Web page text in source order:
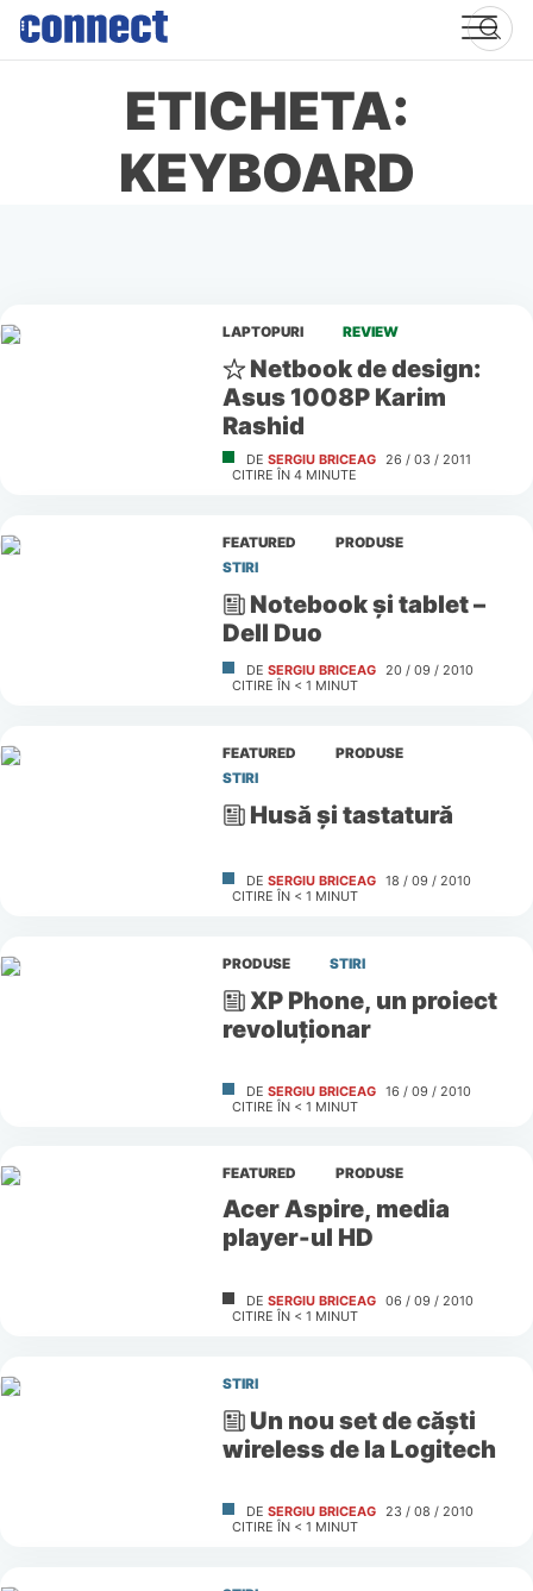
Skip
content
ETICHETA:
KEYBOARD
LAPTOPURI REVIEW
Netbook de design:
Asus 1008P Karim
Rashid
DE SERGIU BRICEAG 26 / 03 / 2011
CITIRE ÎN 4 MINUTE
FEATURED
PRODUSE
STIRI
Notebook şi tablet –
Dell Duo
DE SERGIU BRICEAG 20 / 09 / 2010
CITIRE ÎN < 1 MINUT
FEATURED
PRODUSE
STIRI
Husă şi tastatură
DE SERGIU BRICEAG 18 / 09 / 2010
CITIRE ÎN < 1 MINUT
PRODUSE STIRI
XP Phone, un proiect
revoluţionar
DE SERGIU BRICEAG 16 / 09 / 2010
CITIRE ÎN < 1 MINUT
FEATURED PRODUSE
Acer Aspire, media
player-ul HD
DE SERGIU BRICEAG 06 / 09 / 2010
CITIRE ÎN < 1 MINUT
STIRI
Un nou set de căşti
wireless de la Logitech
DE SERGIU BRICEAG 23 / 08 / 2010
CITIRE ÎN < 1 MINUT